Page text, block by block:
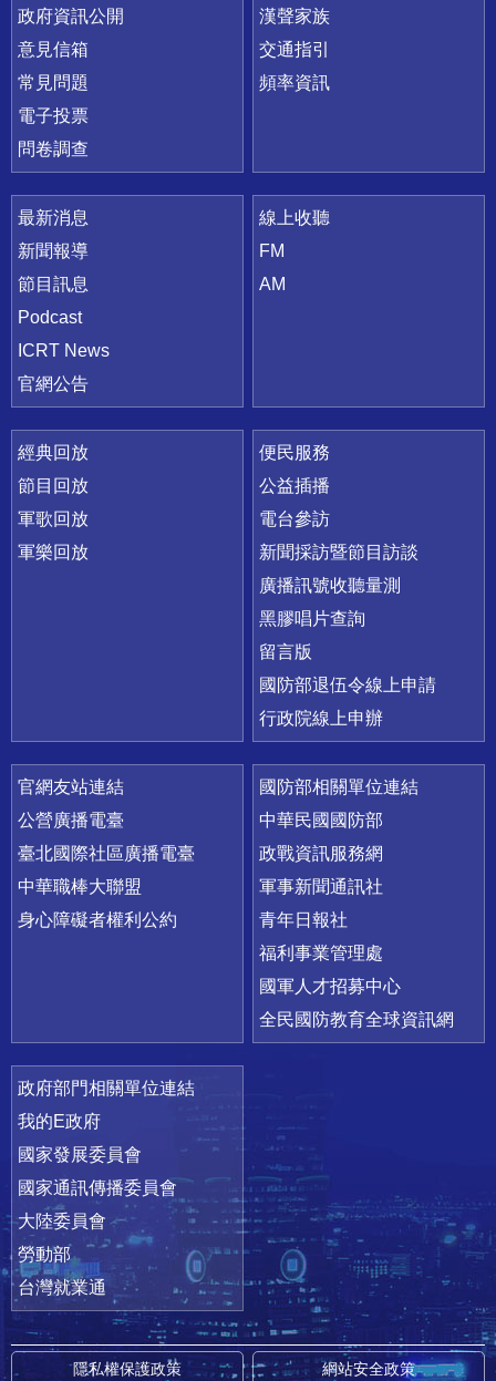
政府資訊公開
意見信箱
常見問題
電子投票
問卷調查
漢聲家族
交通指引
頻率資訊
最新消息
新聞報導
節目訊息
Podcast
ICRT News
官網公告
線上收聽
FM
AM
經典回放
節目回放
軍歌回放
軍樂回放
便民服務
公益插播
電台參訪
新聞採訪暨節目訪談
廣播訊號收聽量測
黑膠唱片查詢
留言版
國防部退伍令線上申請
行政院線上申辦
官網友站連結
公營廣播電臺
臺北國際社區廣播電臺
中華職棒大聯盟
身心障礙者權利公約
國防部相關單位連結
中華民國國防部
政戰資訊服務網
軍事新聞通訊社
青年日報社
福利事業管理處
國軍人才招募中心
全民國防教育全球資訊網
政府部門相關單位連結
我的E政府
國家發展委員會
國家通訊傳播委員會
大陸委員會
勞動部
台灣就業通
隱私權保護政策 網站安全政策